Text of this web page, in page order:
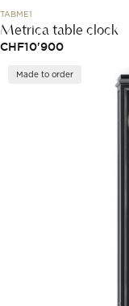
TABME1
Metrica table clock
CHF10'900
Made to order